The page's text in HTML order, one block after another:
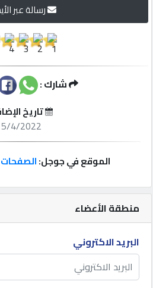
شركات
إعلانات
المنتدى
كيو
مزاد
منطقة الأعضاء
البريد الاكتروني
رسالة عبر
شارك :
تاريخ
5/4/2022
الموقع في جوجل:الصفحات